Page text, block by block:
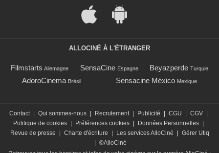
ALLOCINÉ À L'ÉTRANGER
Filmstarts Allemagne SensaCine Espagne Beyazperde Turquie
AdoroCinema Brésil Sensacine México Mexique
Contact Qui sommes-nous Recrutement Publicité CGU CGV
Politique de cookies
Préférences cookies Données Personnelles
Revue de presse
Charte d'écriture Les services AlloCiné
Gérer Utiq
©AlloCiné